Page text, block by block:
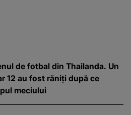
de fotbal din Thailanda. Un
12 au fost răniți după ce
meciului